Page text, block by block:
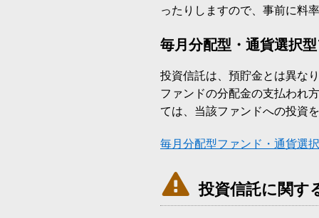
ったりしますので、事前に料
毎月分配型・通貨選択
投資信託は、預貯金とは異な
ファンドの分配金の支払われ
ては、当該ファンドへの投資
毎月分配型ファンド・通貨選
 投資信託に関す